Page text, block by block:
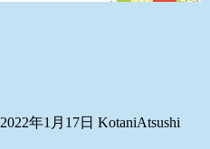
2022年1月17日 KotaniAtsushi